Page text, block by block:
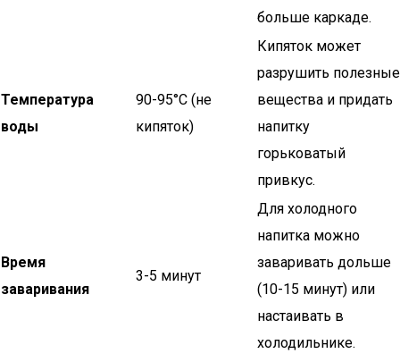
больше каркаде.
Температура
воды
90-95°C (не
кипяток)
Кипяток может
разрушить полезные
вещества и придать
напитку
горьковатый
привкус.
Время
заваривания
3-5 минут
Для холодного
напитка можно
заваривать дольше
(10-15 минут) или
настаивать в
холодильнике.